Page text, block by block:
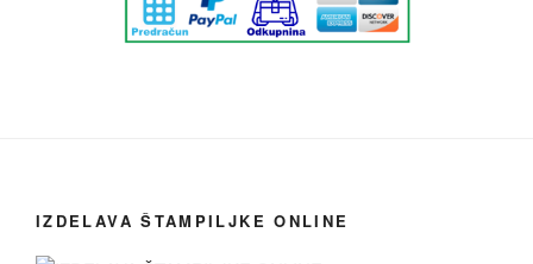
IZDELAVA ŠTAMPILJKE ONLINE